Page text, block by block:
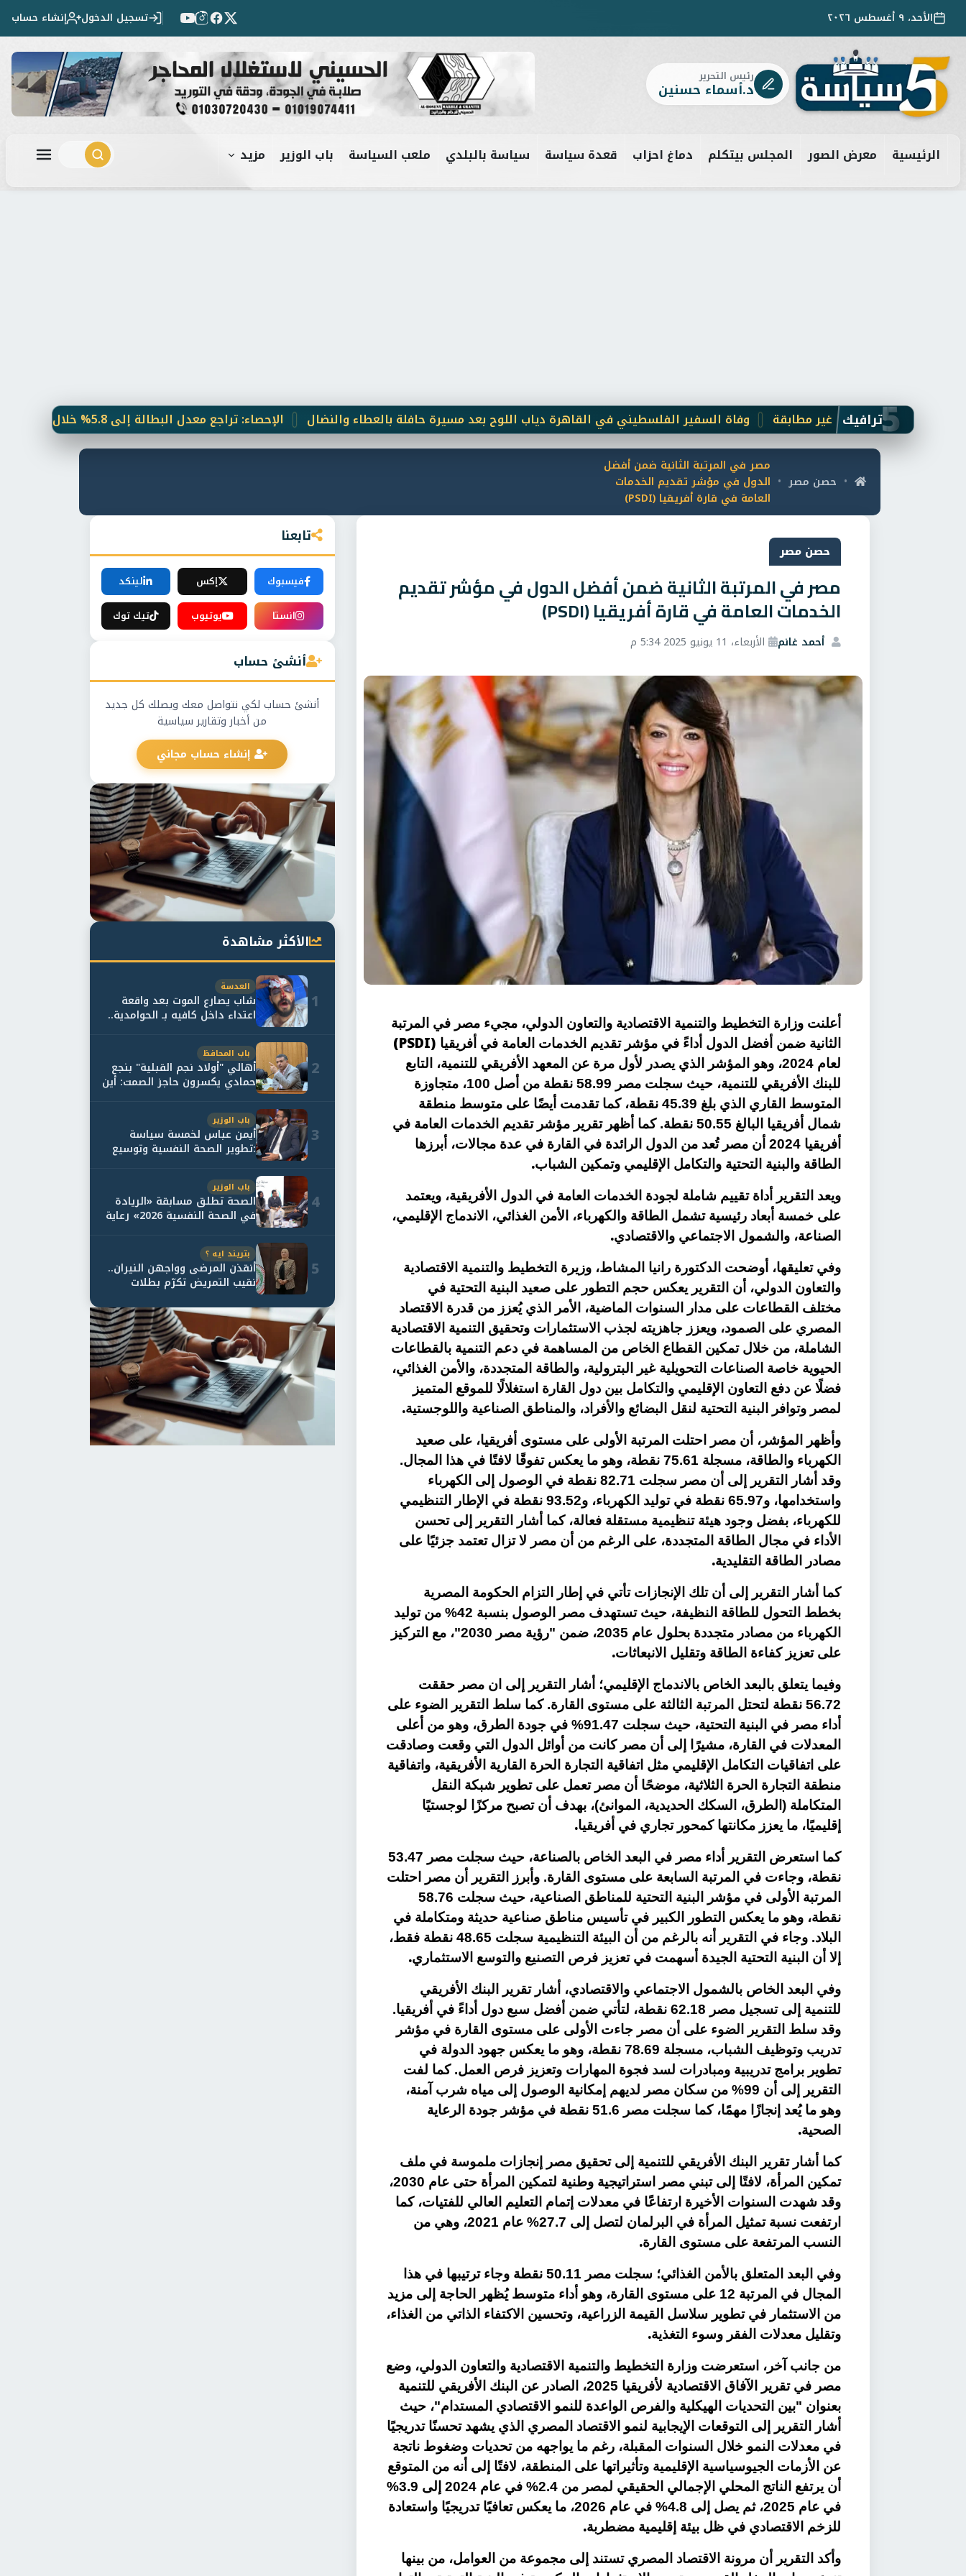
الأحد، ٩ أغسطس ٢٠٢٦ تسجيل الدخول إنشاء حساب
رئيس التحرير
د.أسماء حسنين
الرئيسية معرض الصور المجلس بيتكلم دماغ احزاب قعدة سياسة سياسة بالبلدي ملعب السياسة باب الوزير مزيد
5ترافيك الإحصاء: تراجع معدل البطالة إلى 5.8% خلال الربع الثاني من 2026 مع ارتفاع قوة العمل 0.6% وفاة السفير الفلسطيني في القاهرة دياب اللوح بعد مسيرة حافلة بالعطاء والنضال على رسائل غير مطابقة
• حصن مصر •
مصر في المرتبة الثانية ضمن أفضل
الدول في مؤشر تقديم الخدمات
العامة في قارة أفريقيا (PSDI)
حصن مصر
مصر في المرتبة الثانية ضمن أفضل الدول في مؤشر تقديم
الخدمات العامة في قارة أفريقيا (PSDI)
أحمد غانم الأربعاء، 11 يونيو 2025 5:34 م
أعلنت وزارة التخطيط والتنمية الاقتصادية والتعاون الدولي، مجيء مصر في المرتبة
الثانية ضمن أفضل الدول أداءً في مؤشر تقديم الخدمات العامة في أفريقيا (PSDI)
لعام 2024، وهو المؤشر الذي يصدر لأول مرة عن المعهد الأفريقي للتنمية، التابع
للبنك الأفريقي للتنمية، حيث سجلت مصر 58.99 نقطة من أصل 100، متجاوزة
المتوسط القاري الذي بلغ 45.39 نقطة، كما تقدمت أيضًا على متوسط منطقة
شمال أفريقيا البالغ 50.55 نقطة. كما أظهر تقرير مؤشر تقديم الخدمات العامة في
أفريقيا 2024 أن مصر تُعد من الدول الرائدة في القارة في عدة مجالات، أبرزها
الطاقة والبنية التحتية والتكامل الإقليمي وتمكين الشباب.
ويعد التقرير أداة تقييم شاملة لجودة الخدمات العامة في الدول الأفريقية، ويعتمد
على خمسة أبعاد رئيسية تشمل الطاقة والكهرباء، الأمن الغذائي، الاندماج الإقليمي،
الصناعة، والشمول الاجتماعي والاقتصادي.
وفي تعليقها، أوضحت الدكتورة رانيا المشاط، وزيرة التخطيط والتنمية الاقتصادية
والتعاون الدولي، أن التقرير يعكس حجم التطور على صعيد البنية التحتية في
مختلف القطاعات على مدار السنوات الماضية، الأمر الذي يُعزز من قدرة الاقتصاد
المصري على الصمود، ويعزز جاهزيته لجذب الاستثمارات وتحقيق التنمية الاقتصادية
الشاملة، من خلال تمكين القطاع الخاص من المساهمة في دعم التنمية بالقطاعات
الحيوية خاصة الصناعات التحويلية غير البترولية، والطاقة المتجددة، والأمن الغذائي،
فضلًا عن دفع التعاون الإقليمي والتكامل بين دول القارة استغلالًا للموقع المتميز
لمصر وتوافر البنية التحتية لنقل البضائع والأفراد، والمناطق الصناعية واللوجستية.
وأظهر المؤشر، أن مصر احتلت المرتبة الأولى على مستوى أفريقيا، على صعيد
الكهرباء والطاقة، مسجلة 75.61 نقطة، وهو ما يعكس تفوقًا لافتًا في هذا المجال.
وقد أشار التقرير إلى أن مصر سجلت 82.71 نقطة في الوصول إلى الكهرباء
واستخدامها، و65.97 نقطة في توليد الكهرباء، و93.52 نقطة في الإطار التنظيمي
للكهرباء، بفضل وجود هيئة تنظيمية مستقلة فعالة، كما أشار التقرير إلى تحسن
الأداء في مجال الطاقة المتجددة، على الرغم من أن مصر لا تزال تعتمد جزئيًا على
مصادر الطاقة التقليدية.
كما أشار التقرير إلى أن تلك الإنجازات تأتي في إطار التزام الحكومة المصرية
بخطط التحول للطاقة النظيفة، حيث تستهدف مصر الوصول بنسبة 42% من توليد
الكهرباء من مصادر متجددة بحلول عام 2035، ضمن "رؤية مصر 2030"، مع التركيز
على تعزيز كفاءة الطاقة وتقليل الانبعاثات.
وفيما يتعلق بالبعد الخاص بالاندماج الإقليمي؛ أشار التقرير إلى ان مصر حققت
56.72 نقطة لتحتل المرتبة الثالثة على مستوى القارة. كما سلط التقرير الضوء على
أداء مصر في البنية التحتية، حيث سجلت 91.47% في جودة الطرق، وهو من أعلى
المعدلات في القارة، مشيرًا إلى أن مصر كانت من أوائل الدول التي وقعت وصادقت
على اتفاقيات التكامل الإقليمي مثل اتفاقية التجارة الحرة القارية الأفريقية، واتفاقية
منطقة التجارة الحرة الثلاثية، موضحًا أن مصر تعمل على تطوير شبكة النقل
المتكاملة (الطرق، السكك الحديدية، الموانئ)، بهدف أن تصبح مركزًا لوجستيًا
إقليميًا، ما يعزز مكانتها كمحور تجاري في أفريقيا.
كما استعرض التقرير أداء مصر في البعد الخاص بالصناعة، حيث سجلت مصر 53.47
نقطة، وجاءت في المرتبة السابعة على مستوى القارة. وأبرز التقرير أن مصر احتلت
المرتبة الأولى في مؤشر البنية التحتية للمناطق الصناعية، حيث سجلت 58.76
نقطة، وهو ما يعكس التطور الكبير في تأسيس مناطق صناعية حديثة ومتكاملة في
البلاد. وجاء في التقرير أنه بالرغم من أن البيئة التنظيمية سجلت 48.65 نقطة فقط،
إلا أن البنية التحتية الجيدة أسهمت في تعزيز فرص التصنيع والتوسع الاستثماري.
وفي البعد الخاص بالشمول الاجتماعي والاقتصادي، أشار تقرير البنك الأفريقي
للتنمية إلى تسجيل مصر 62.18 نقطة، لتأتي ضمن أفضل سبع دول أداءً في أفريقيا.
وقد سلط التقرير الضوء على أن مصر جاءت الأولى على مستوى القارة في مؤشر
تدريب وتوظيف الشباب، مسجلة 78.69 نقطة، وهو ما يعكس جهود الدولة في
تطوير برامج تدريبية ومبادرات لسد فجوة المهارات وتعزيز فرص العمل. كما لفت
التقرير إلى أن 99% من سكان مصر لديهم إمكانية الوصول إلى مياه شرب آمنة،
وهو ما يُعد إنجازًا مهمًا، كما سجلت مصر 51.6 نقطة في مؤشر جودة الرعاية
الصحية.
كما أشار تقرير البنك الأفريقي للتنمية إلى تحقيق مصر إنجازات ملموسة في ملف
تمكين المرأة، لافتًا إلى تبني مصر استراتيجية وطنية لتمكين المرأة حتى عام 2030،
وقد شهدت السنوات الأخيرة ارتفاعًا في معدلات إتمام التعليم العالي للفتيات، كما
ارتفعت نسبة تمثيل المرأة في البرلمان لتصل إلى 27.7% عام 2021، وهي من
النسب المرتفعة على مستوى القارة.
وفي البعد المتعلق بالأمن الغذائي؛ سجلت مصر 50.11 نقطة وجاء ترتيبها في هذا
المجال في المرتبة 12 على مستوى القارة، وهو أداء متوسط يُظهر الحاجة إلى مزيد
من الاستثمار في تطوير سلاسل القيمة الزراعية، وتحسين الاكتفاء الذاتي من الغذاء،
وتقليل معدلات الفقر وسوء التغذية.
من جانب آخر، استعرضت وزارة التخطيط والتنمية الاقتصادية والتعاون الدولي، وضع
مصر في تقرير الآفاق الاقتصادية لأفريقيا 2025، الصادر عن البنك الأفريقي للتنمية
بعنوان "بين التحديات الهيكلية والفرص الواعدة للنمو الاقتصادي المستدام"، حيث
أشار التقرير إلى التوقعات الإيجابية لنمو الاقتصاد المصري الذي يشهد تحسنًا تدريجيًا
في معدلات النمو خلال السنوات المقبلة، رغم ما يواجهه من تحديات وضغوط ناتجة
عن الأزمات الجيوسياسية الإقليمية وتأثيراتها على المنطقة، لافتًا إلى أنه من المتوقع
أن يرتفع الناتج المحلي الإجمالي الحقيقي لمصر من 2.4% في عام 2024 إلى 3.9%
في عام 2025، ثم يصل إلى 4.8% في عام 2026، ما يعكس تعافيًا تدريجيًا واستعادة
للزخم الاقتصادي في ظل بيئة إقليمية مضطربة.
وأكد التقرير أن مرونة الاقتصاد المصري تستند إلى مجموعة من العوامل، من بينها
تابعنا
فيسبوك إكس
لينكد
انستا
يوتيوب تيك توك
أنشئ حساب
أنشئ حساب لكي نتواصل معك ويصلك كل جديد
من أخبار وتقارير سياسية
إنشاء حساب مجاني
الأكثر مشاهدة
1
العدسة
شاب يصارع الموت بعد واقعة
اعتداء داخل كافيه بـ الحوامدية..
وأسرته...
2
باب المحافظ
أهالي "أولاد نجم القبلية" بنجع
حمادي يكسرون حاجز الصمت: أين
حقيقة...
3
باب الوزير
أيمن عباس لخمسة سياسة
:تطوير الصحة النفسية وتوسيع
خدمات العلاج و...
4
باب الوزير
الصحة تطلق مسابقة «الريادة
في الصحة النفسية 2026» رعاية
نفسية اف...
5
بتريند ايه ؟
أنقذن المرضى وواجهن النيران..
نقيب التمريض تكرّم بطلات
مستشفى أور...